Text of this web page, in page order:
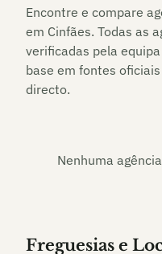
Encontre e compare
em Cinfães. Todas as
verificadas pela
base em fontes oficiais
directo.
Nenhuma
Freguesias e